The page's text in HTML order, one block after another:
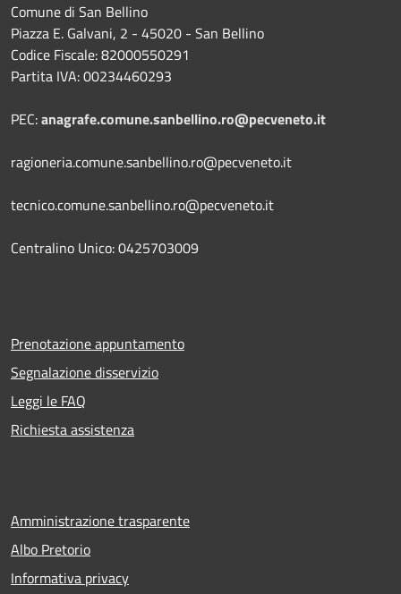
Comune di San Bellino
Piazza E. Galvani, 2 - 45020 - San Bellino
Codice Fiscale: 82000550291
Partita IVA: 00234460293
PEC:anagrafe.comune.sanbellino.ro@pecveneto.it
ragioneria.comune.sanbellino.ro@pecveneto.it
tecnico.comune.sanbellino.ro@pecveneto.it
Centralino Unico: 0425703009
Prenotazione appuntamento
Segnalazione disservizio
Leggi le FAQ
Richiesta assistenza
Amministrazione trasparente
Albo Pretorio
Informativa privacy